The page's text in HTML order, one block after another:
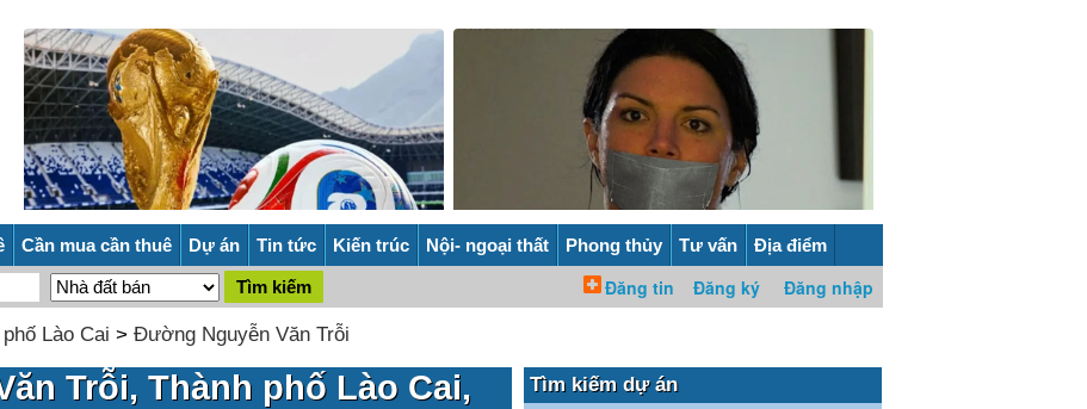
Cần mua cần thuê Dự án Tin tức Kiến trúc Nội- ngoại thất Phong thủy Tư vấn Địa điểm
Lào Cai > Đường Nguyễn Văn Trỗi
Trỗi, Thành phố Lào Cai,
Tìm kiếm dự án